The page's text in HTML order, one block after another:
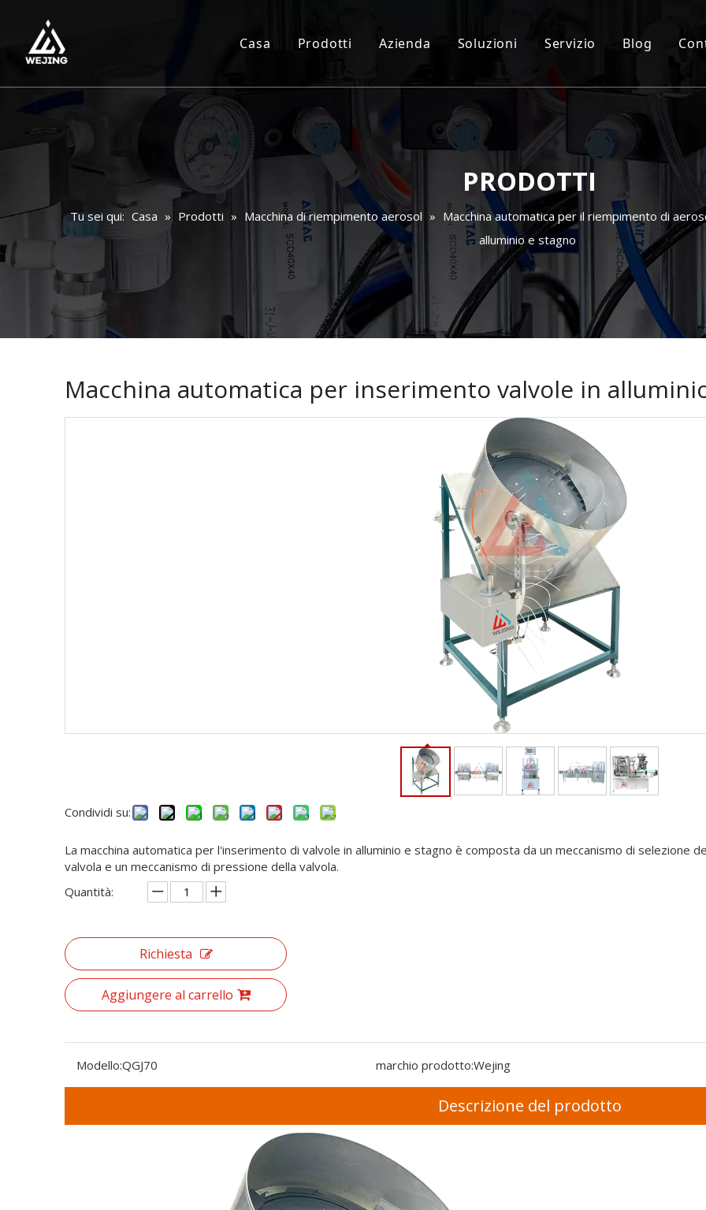
Casa Prodotti Azienda Soluzioni Servizio Blog
PRODOTTI
Tu sei qui: Casa » Prodotti » Macchina di riempimento aerosol » Macchina automatica per il riempimento di
alluminio e stagno
Macchina automatica per inserimento valvole in
Condividi su:
La macchina automatica per l'inserimento di valvole in alluminio e stagno è composta da un meccanismo di selezione
valvola e un meccanismo di pressione della valvola.
Quantità:
Richiesta
Aggiungere al carrello
Modello:QGJ70 marchio prodotto:Wejing
Descrizione del prodotto